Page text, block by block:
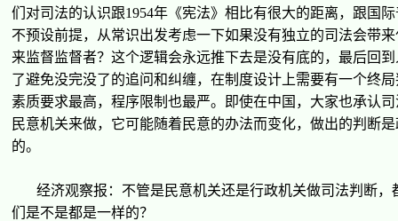
们对司法的认识跟1954年《宪法》相比有很大的距离，跟国 际
不预设前提，从常识出发考虑一下如果没有独立的司法会带来
来监督监督者？ 这个逻辑会永远推下去是没有底的，最后回
了避免没完没了的追问和纠缠，在制度设计上需要有一个终局
素质要求最高，程序限制也最严。即使在中国，大家也承认
民意机关来做，它可能随着民意的办法而变化，做出的判断
的。
经济观察报 ：不管是民意机关还是行政机关做司法判断，
们 是不是都是一样的？